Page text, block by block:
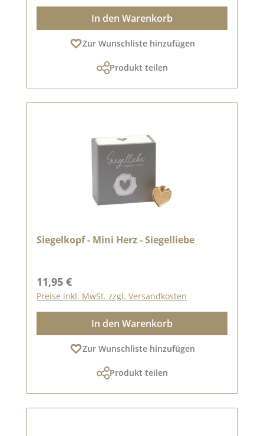
In den Warenkorb
Zur Wunschliste hinzufügen
Produkt teilen
Siegelkopf - Mini Herz - Siegelliebe
Regulärer Preis:
11,95 €
Preise inkl. MwSt. zzgl. Versandkosten
In den Warenkorb
Zur Wunschliste hinzufügen
Produkt teilen